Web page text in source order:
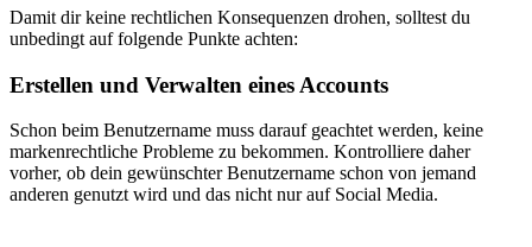
Damit dir keine rechtlichen Konsequenzen drohen, solltest du
unbedingt auf folgende Punkte achten:
Erstellen und Verwalten eines Accounts
Schon beim Benutzername muss darauf geachtet werden, keine
markenrechtliche Probleme zu bekommen. Kontrolliere daher
vorher, ob dein gewünschter Benutzername schon von jemand
anderen genutzt wird und das nicht nur auf Social Media.